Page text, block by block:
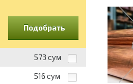
Подобрать
573 сум
516 сум